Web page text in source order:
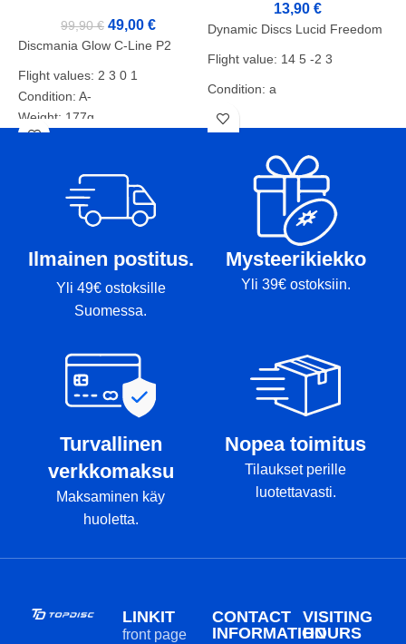
99,90€ 49,00 €
Discmania Glow C-Line P2
Flight values: 2 3 0 1
Condition: A-
Weight: 177g
13,90 €
Dynamic Discs Lucid Freedom
Flight value: 14 5 -2 3
Condition: a
Weight: 166g
Ilmainen postitus.
Yli 49€ ostoksille
Suomessa.
Mysteerikiekko
Yli 39€ ostoksiin.
Turvallinen
verkkomaksu
Maksaminen käy
huoletta.
Nopea toimitus
Tilaukset perille
luotettavasti.
LINKIT
front page
CONTACT
INFORMATION
VISITING
HOURS